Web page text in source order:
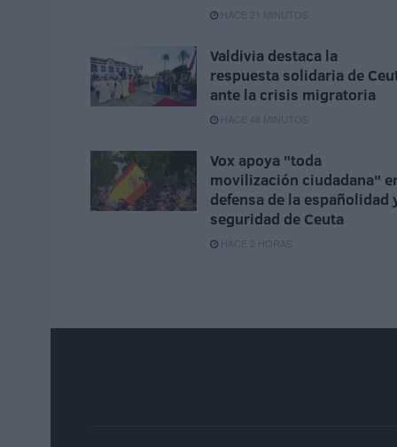
HACE 21 MINUTOS
Valdivia destaca la
respuesta solidaria de
ante la crisis migratoria
HACE 48 MINUTOS
Vox apoya "toda
movilización ciudadana"
defensa de la españolidad
seguridad de Ceuta
HACE 2 HORAS